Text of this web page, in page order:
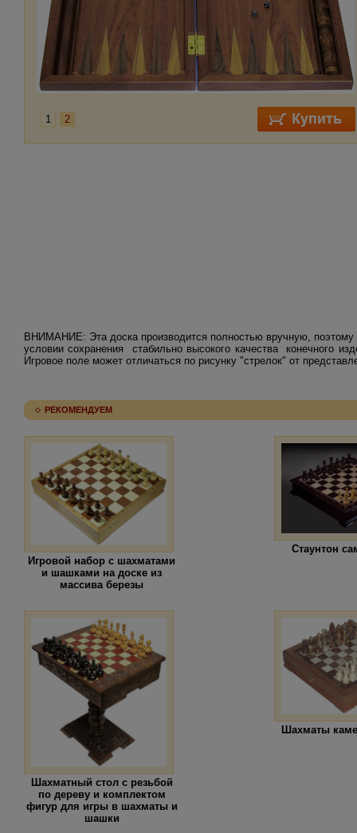
1 2
ВНИМАНИЕ: Эта доска производится полностью вручную, поэтому
условии сохранения стабильно высокого качества конечного
Игровое поле может отличаться по рисунку "стрелок" от
РЕКОМЕНДУЕМ
Игровой набор с шахматами
и шашками на доске из
массива березы
Стаунтон
Шахматный стол с резьбой
по дереву и комплектом
фигур для игры в шахматы и
шашки
Шахматы